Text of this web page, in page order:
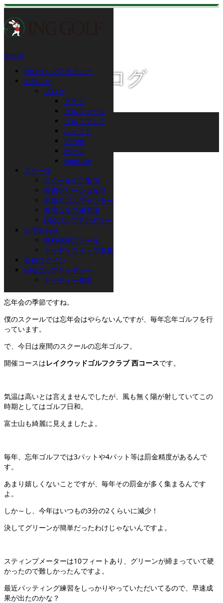
menu
INGゴルフアカデミー
お知らせ
ブログ
クラブ
ゴルフコース
ゴルフフェア
シャフト
その他
ボール
Youtube
スクール
スクールのご案内
香川グリーンゴルフ
本郷台ゴルフセンター
義澤ゴルフ練習場
INGゴルフアカデミー
お問合わせ
無料体験スクール
キャディスタッフ募集
会員ログイン
INGゴルフキャディー
キャディー募集
スタッフブログ
ゴルフコース
忘年ゴルフ 2017
2017.12.13
忘年ゴルフ 2017
鈴木です。
もう12月も中旬に差し掛かる時期。
忘年会の季節ですね。
僕のスクールでは忘年会はやらないんですが、毎年忘年ゴルフを行
っています。
で、今日は座間のスクールの忘年ゴルフ。
開催コースはレイクウッドゴルフクラブ 西コースです。
気温は高いとは言えませんでしたが、風も無く陽が射していてこの
時期としてはゴルフ日和。
富士山も綺麗に見えましたよ。
毎年、忘年ゴルフでは3パットや4パット等は罰金精度があるんで
す。
あまり嬉しくないことですが、毎年その罰金が多く集まるんです
よ。
しか～し、今年はいつもの3分の2くらいに減少！
決してグリーンが簡単だったわけじゃないんですよ。
スティンプメーターは10フィートあり、グリーンが締まっていて硬
かったので難しかったんですよ。
最近パッティング練習をしっかりやっていただいてるので、早速成
果が出たのかな？